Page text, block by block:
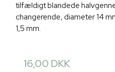
tilfældigt blandede
changerende, diameter 14
1,5 mm.
16,00 DKK